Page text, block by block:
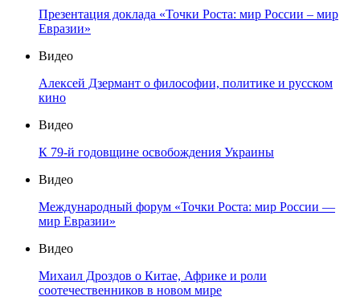
Презентация доклада «Точки Роста: мир России – мир
Евразии»
Видео
Алексей Дзермант о философии, политике и русском
кино
Видео
К 79-й годовщине освобождения Украины
Видео
Международный форум «Точки Роста: мир России —
мир Евразии»
Видео
Михаил Дроздов о Китае, Африке и роли
соотечественников в новом мире